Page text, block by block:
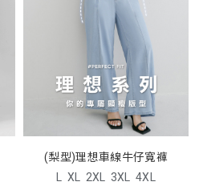
(梨型)理想車線牛仔寬褲
L XL 2XL 3XL 4XL